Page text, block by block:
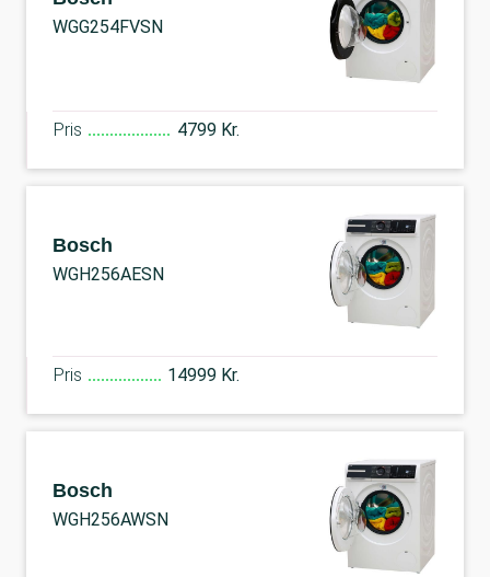
WGG254FVSN
Pris 4799 Kr.
Bosch
WGH256AESN
Pris 14999 Kr.
Bosch
WGH256AWSN